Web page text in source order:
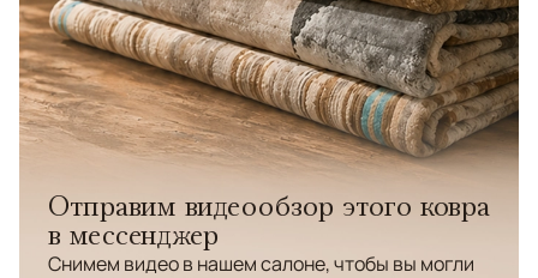
Отправим видеообзор этого ковра
в мессенджер
Снимем видео в нашем салоне, чтобы вы могли